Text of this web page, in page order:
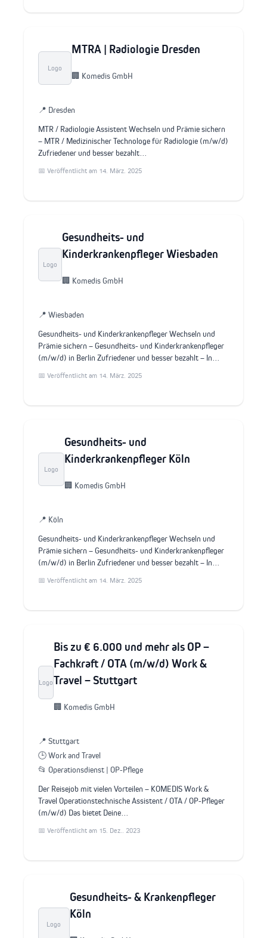
Logo
MTRA | Radiologie Dresden
🏢 Komedis GmbH
📍 Dresden
MTR / Radiologie Assistent Wechseln und Prämie sichern
– MTR / Medizinischer Technologe für Radiologie (m/w/d)
Zufriedener und besser bezahlt…
📅 Veröffentlicht am 14. März. 2025
Logo
Gesundheits- und
Kinderkrankenpfleger Wiesbaden
🏢 Komedis GmbH
📍 Wiesbaden
Gesundheits- und Kinderkrankenpfleger Wechseln und
Prämie sichern – Gesundheits- und Kinderkrankenpfleger
(m/w/d) in Berlin Zufriedener und besser bezahlt – In…
📅 Veröffentlicht am 14. März. 2025
Logo
Gesundheits- und
Kinderkrankenpfleger Köln
🏢 Komedis GmbH
📍 Köln
Gesundheits- und Kinderkrankenpfleger Wechseln und
Prämie sichern – Gesundheits- und Kinderkrankenpfleger
(m/w/d) in Berlin Zufriedener und besser bezahlt – In…
📅 Veröffentlicht am 14. März. 2025
Logo
Bis zu € 6.000 und mehr als OP –
Fachkraft / OTA (m/w/d) Work &
Travel – Stuttgart
🏢 Komedis GmbH
📍 Stuttgart
🕒 Work and Travel
📂 Operationsdienst | OP-Pflege
Der Reisejob mit vielen Vorteilen – KOMEDIS Work &
Travel Operationstechnische Assistent / OTA / OP-Pfleger
(m/w/d) Das bietet Deine…
📅 Veröffentlicht am 15. Dez.. 2023
Logo
Gesundheits- & Krankenpfleger
Köln